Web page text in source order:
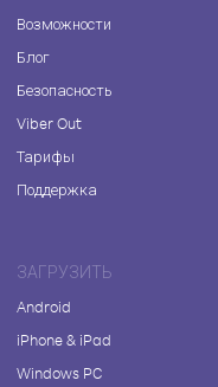
Возможности
Блог
Безопасность
Viber Out
Тарифы
Поддержка
ЗАГРУЗИТЬ
Android
iPhone & iPad
Windows PC